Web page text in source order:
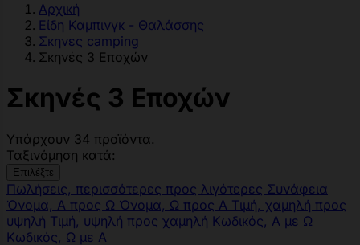
Αρχική
Είδη Καμπινγκ - Θαλάσσης
Σκηνες camping
Σκηνές 3 Εποχών
Σκηνές 3 Εποχών
Υπάρχουν 34 προϊόντα.
Ταξινόμηση κατά:
Επιλέξτε
Πωλήσεις, περισσότερες προς λιγότερες Συνάφεια
Όνομα, Α προς Ω Όνομα, Ω προς Α Τιμή, χαμηλή προς
υψηλή Τιμή, υψηλή προς χαμηλή Κωδικός, Α με Ω
Κωδικός, Ω με Α